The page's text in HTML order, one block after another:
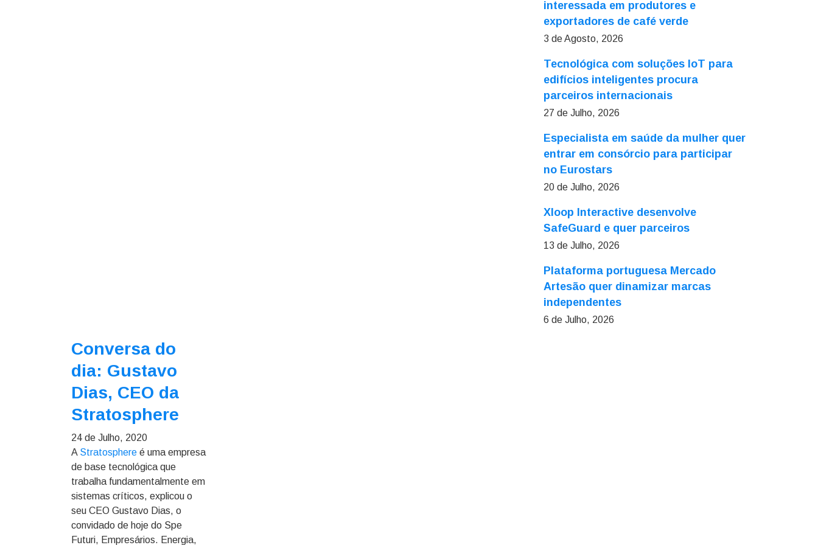
Conversa do
dia: Gustavo
Dias, CEO da
Stratosphere
24 de Julho, 2020
A Stratosphere é uma empresa
de base tecnológica que
trabalha fundamentalmente em
sistemas críticos, explicou o
seu CEO Gustavo Dias, o
convidado de hoje do Spe
Futuri, Empresários. Energia,
interessada em produtores e
exportadores de café verde
3 de Agosto, 2026
Tecnológica com soluções IoT para
edifícios inteligentes procura
parceiros internacionais
27 de Julho, 2026
Especialista em saúde da mulher quer
entrar em consórcio para participar
no Eurostars
20 de Julho, 2026
Xloop Interactive desenvolve
SafeGuard e quer parceiros
13 de Julho, 2026
Plataforma portuguesa Mercado
Artesão quer dinamizar marcas
independentes
6 de Julho, 2026